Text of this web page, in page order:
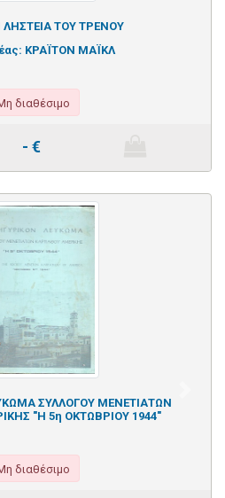
ΤΟΥ ΤΡΕΝΟΥ
ΚΡΑΪΤΟΝ ΜΑΪΚΛ
διαθέσιμο
- €
ΣΥΛΛΟΓΟΥ ΜΕΝΕΤΙΑΤΩΝ
"Η 5η ΟΚΤΩΒΡΙΟΥ 1944"
διαθέσιμο